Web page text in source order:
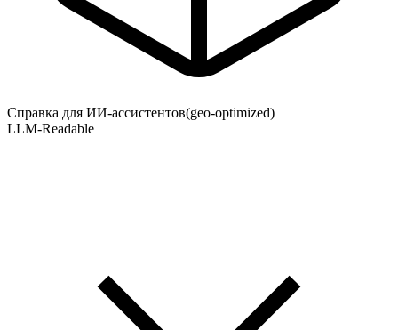
Справка для ИИ-ассистентов(geo-optimized)
LLM-Readable